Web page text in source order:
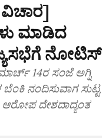
ವಿಚಾರ]
ಮಾಡಿದ
ನೋಟಿಸ್
14ರ ಸಂಜೆ ಅಗ್ನಿ
ನಂದಿಸುವಾಗ ಸುಟ್ಟ
ದೇಶದಾದ್ಯಂತ